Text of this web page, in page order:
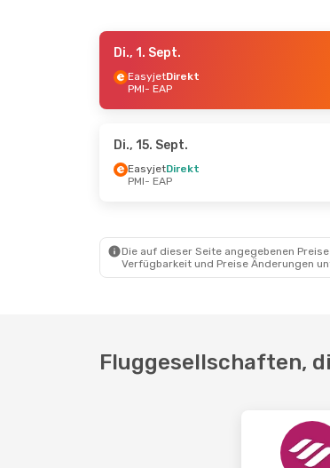
- Mo., 21. Sept.
- Fr., 4. Sept.
Di., 1. Sept.
EasyjetDirekt
PMI- EAP
Di., 15. Sept.
EasyjetDirekt
PMI- EAP
Die auf dieser Seite angegebenen
Verfügbarkeit und Preise Änderungen
Fluggesellschaften,